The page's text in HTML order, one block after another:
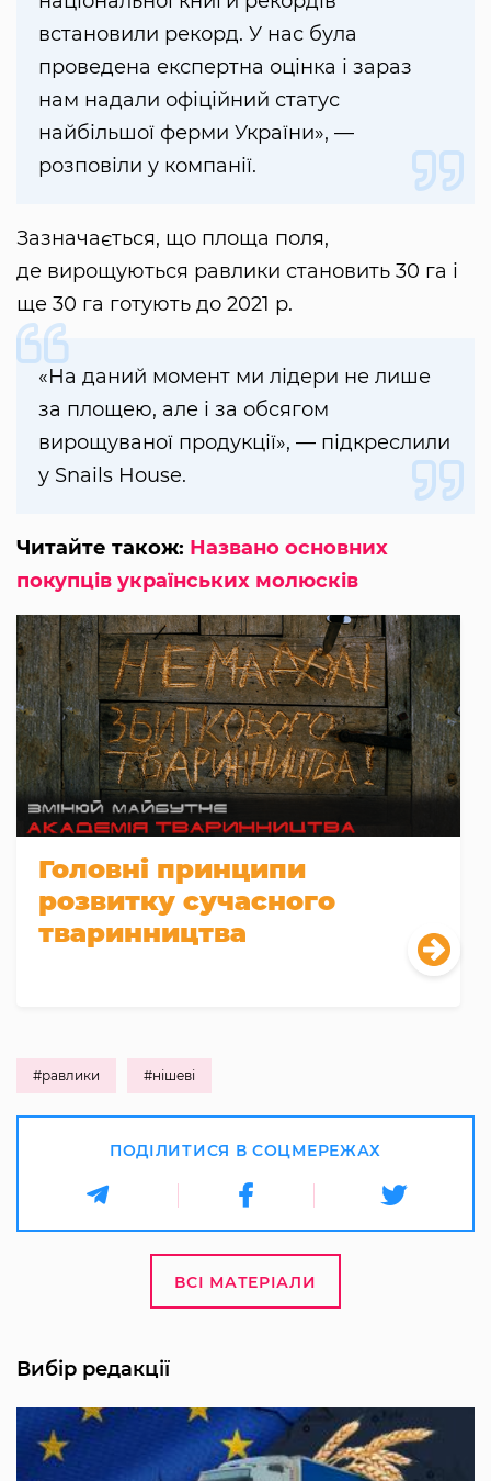
встановили рекорд. У нас була
проведена експертна оцінка і зараз
нам надали офіційний статус
найбільшої ферми України», —
розповіли у компанії.
Зазначається, що площа поля,
де вирощуються равлики становить 30 га і
ще 30 га готують до 2021 р.
«На даний момент ми лідери не лише
за площею, але і за обсягом
вирощуваної продукції», — підкреслили
у Snails House.
Читайте також: Названо основних
покупців українських молюсків
Головні принципи
розвитку сучасного
тваринництва
#равлики #нішеві
ПОДІЛИТИСЯ В СОЦМЕРЕЖАХ
ВСІ МАТЕРІАЛИ
Вибір редакції